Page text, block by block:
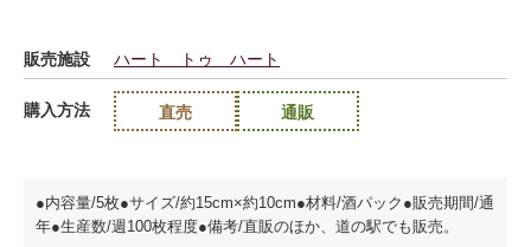
販売施設 ハート トゥ ハート
購入方法 直売 通販
●内容量/5枚●サイズ/約15cm×約10cm●材料/酒パック●販売期間/通
年●生産数/週100枚程度●備考/直販のほか、道の駅でも販売。